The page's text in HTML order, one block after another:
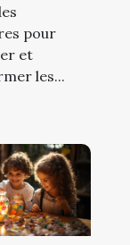
pour
et
les...